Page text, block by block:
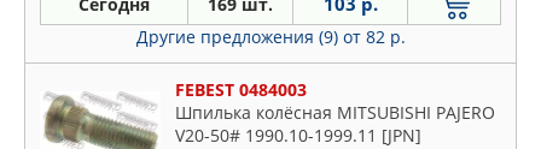
Сегодня 169 шт.
Другие предложения (9) от 82 р.
FEBEST 0484003
Шпилька колёсная MITSUBISHI PAJERO
V20-50# 1990.10-1999.11 [JPN]